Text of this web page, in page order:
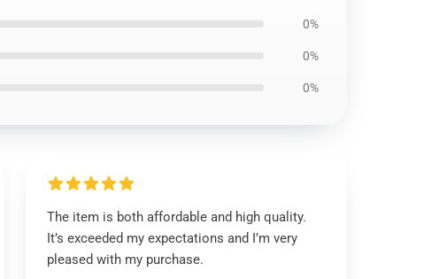
0%
0%
0%
The item is both affordable and high quality.
It’s exceeded my expectations and I’m very
pleased with my purchase.